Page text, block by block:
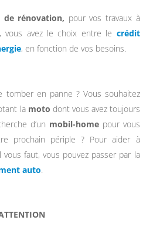
de rénovation, pour vos travaux à
vous avez le choix entre le crédit
, en fonction de vos besoins.
tomber en panne ? Vous souhaitez
la moto dont vous avez toujours
d’un mobil-home pour vous
prochain périple ? Pour aider à
vous faut, vous pouvez passer par la
auto.